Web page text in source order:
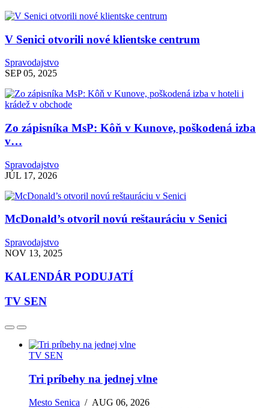
V Senici otvorili nové klientske centrum
Spravodajstvo
SEP 05, 2025
Zo zápisníka MsP: Kôň v Kunove, poškodená izba
v…
Spravodajstvo
JÚL 17, 2026
McDonald’s otvoril novú reštauráciu v Senici
Spravodajstvo
NOV 13, 2025
KALENDÁR PODUJATÍ
TV SEN
TV SEN
Tri príbehy na jednej vlne
Mesto Senica /AUG 06, 2026